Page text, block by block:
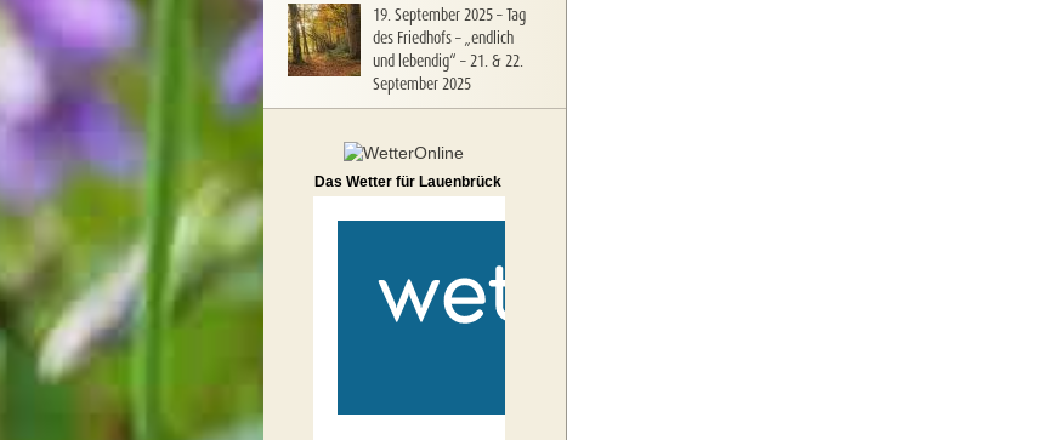
19. September 2025–Tag
des Friedhofs – „endlich
und lebendig“ – 21. & 22.
September 2025
Das Wetter für Lauenbrück